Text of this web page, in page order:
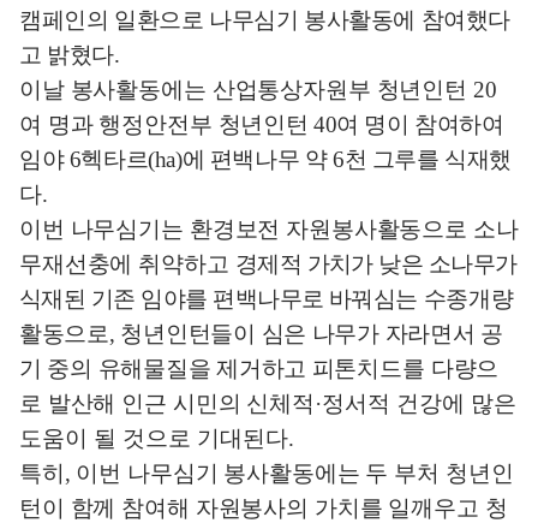
캠페인의 일환으로 나무심기 봉사활동에 참여했다
고 밝혔다.
이날 봉사활동에는 산업통상자원부 청년인턴 20
여 명과 행정안전부 청년 인턴40여 명이 참여하여
임야6헥타르(ha)에 편백나무 약6천 그루를 식재했
다.
이번 나무심기는 환경보전 자원봉사활동으로 소나
무재선충에 취약하고 경제적 가치가 낮은 소나무가
식재된 기존 임야를 편백나무로 바꿔심는 수종개량
활동으로, 청년인턴들이 심은 나무가 자라면서 공
기 중의 유해물질을 제거하고 피톤치드를 다량으
로 발산해 인근 시민의 신체적 ·정서적 건강에 많은
도움이 될 것으로 기대된다.
특히 , 이번 나무심기 봉사활동에는 두 부처 청년인
턴이 함께 참여해 자원봉사의 가치를 일깨우고 청